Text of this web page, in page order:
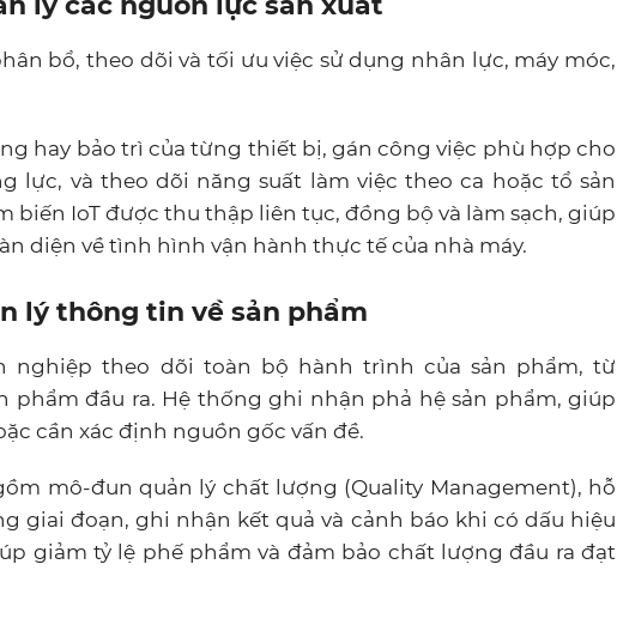
bổ, theo dõi và tối ưu việc sử dụng nhân lực, máy móc,
hay bảo trì của từng thiết bị, gán công việc phù hợp cho
lực, và theo dõi năng suất làm việc theo ca hoặc tổ sản
biến IoT được thu thập liên tục, đồng bộ và làm sạch, giúp
diện về tình hình vận hành thực tế của nhà máy.
lý thông tin về sản phẩm
nghiệp theo dõi toàn bộ hành trình của sản phẩm, từ
phẩm đầu ra. Hệ thống ghi nhận phả hệ sản phẩm, giúp
cần xác định nguồn gốc vấn đề.
mô-đun quản lý chất lượng (Quality Management), hỗ
giai đoạn, ghi nhận kết quả và cảnh báo khi có dấu hiệu
giảm tỷ lệ phế phẩm và đảm bảo chất lượng đầu ra đạt